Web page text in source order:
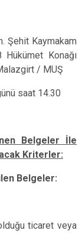
Şehit Kaymakam
Konağı
/ MUŞ
saat 14.30
Belgeler İle
Kriterler:
Belgeler:
ticaret veya